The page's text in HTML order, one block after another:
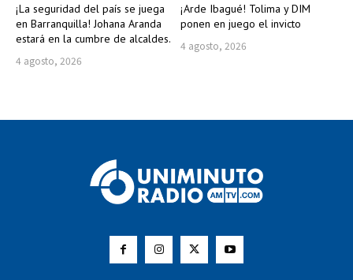
¡La seguridad del país se juega
en Barranquilla! Johana Aranda
estará en la cumbre de alcaldes.
4 agosto, 2026
¡Arde Ibagué! Tolima y DIM
ponen en juego el invicto
4 agosto, 2026